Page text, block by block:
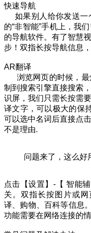
快速导航
如果别人给你发送一
的“非智能”手机上，我
的导航软件。有了智慧
步！双指长按导航信息
AR翻译
浏览网页的时候，最
制到搜索引擎直接搜索
识屏，我们只需长按需
译文字，可以极大的保
可以选中名词后直接点
不是理由.
问题来了，这么好
点击【设置】-【 智能
关。双指长按图片或
译、购物、百科等信息
功能需要在网络连接的情